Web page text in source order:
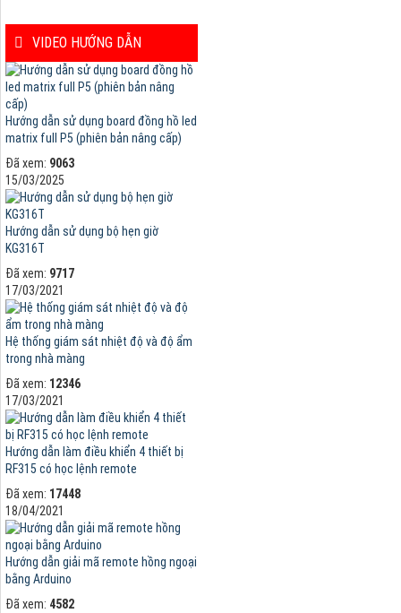
VIDEO HƯỚNG DẪN
Hướng dẫn sử dụng board đồng hồ led
matrix full P5 (phiên bản nâng cấp)
Đã xem: 9063
15/03/2025
Hướng dẫn sử dụng bộ hẹn giờ
KG316T
Đã xem: 9717
17/03/2021
Hệ thống giám sát nhiệt độ và độ ẩm
trong nhà màng
Đã xem: 12346
17/03/2021
Hướng dẫn làm điều khiển 4 thiết bị
RF315 có học lệnh remote
Đã xem: 17448
18/04/2021
Hướng dẫn giải mã remote hồng ngoại
bằng Arduino
Đã xem: 4582